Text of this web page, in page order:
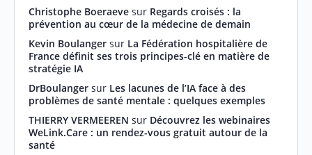
Christophe Boeraeve sur Regards croisés : la
prévention au cœur de la médecine de demain
Kevin Boulanger sur La Fédération hospitalière de
France définit ses trois principes-clé en matière de
stratégie IA
DrBoulanger sur Les lacunes de l’IA face à des
problèmes de santé mentale : quelques exemples
THIERRY VERMEEREN sur Découvrez les webinaires
WeLink.Care : un rendez-vous gratuit autour de la
santé